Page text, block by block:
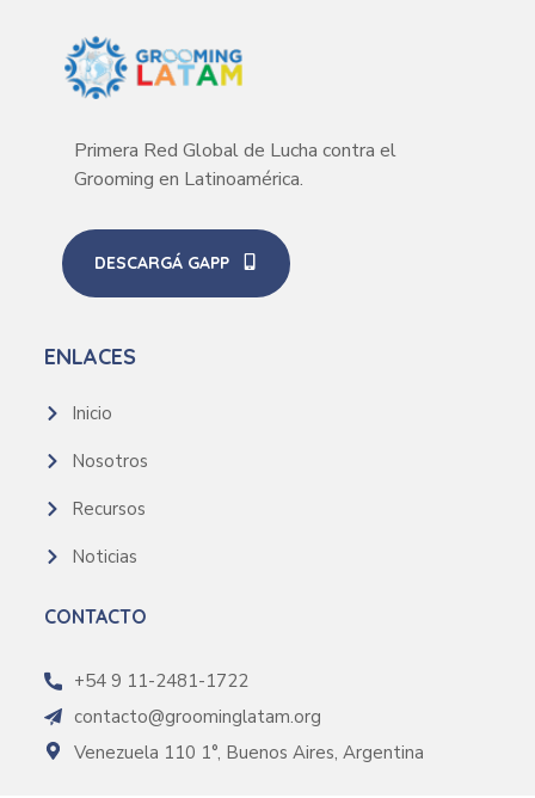
Primera Red Global de Lucha contra el
Grooming en Latinoamérica.
DESCARGÁ GAPP
ENLACES
Inicio
Nosotros
Recursos
Noticias
CONTACTO
+54 9 11-2481-1722
contacto@groominglatam.org
Venezuela 110 1°, Buenos Aires, Argentina